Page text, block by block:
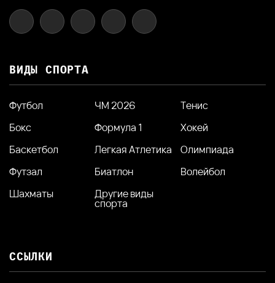
ВИДЫ СПОРТА
Футбол ЧМ 2026
Тенис
Бокс
Формула 1
Хокей
Баскетбол
Легкая Атлетика
Олимпиада
Футзал
Биатлон
Волейбол
Шахматы
Другие виды
спорта
ССЫЛКИ